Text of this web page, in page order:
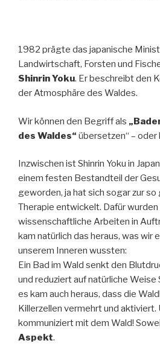
1982 prägte das japanische
Landwirtschaft, Forsten und
Shinrin Yoku. Er beschreibt den
der Atmosphäre des Waldes.
Wir können den Begriff als
des Waldes“ übersetzen“ – oder
Inzwischen ist Shinrin Yoku in
einem festen Bestandteil der
geworden, ja hat sich sogar zur
Therapie entwickelt. Dafür
wissenschaftliche Arbeiten in
kam natürlich das heraus, was wir
unserem Inneren wussten:
Ein Bad im Wald senkt den
und reduziert auf natürliche
es kam auch heraus, dass die
Killerzellen vermehrt und
kommuniziert mit dem Wald!
Aspekt.